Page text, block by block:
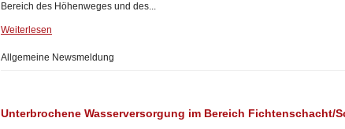
Bereich des Höhenweges und des...
Weiterlesen
Allgemeine Newsmeldung
Unterbrochene Wasserversorgung im Bereich Fichtenschacht/